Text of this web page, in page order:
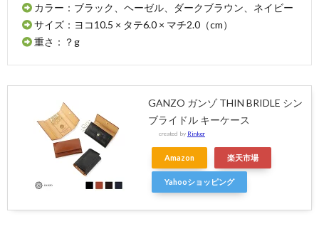
カラー：ブラック、ヘーゼル、ダークブラウン、ネイビー
サイズ：ヨコ10.5 × タテ6.0 × マチ2.0（cm）
重さ：？g
GANZO ガンゾ THIN BRIDLE シン
ブライドル キーケース
created by Rinker
Amazon 楽天市場
Yahooショッピング